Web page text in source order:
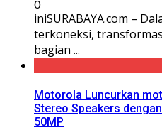
0
iniSURABAYA.com –
terkoneksi,
bagian ...
Motorola Luncurkan
Stereo Speakers
50MP